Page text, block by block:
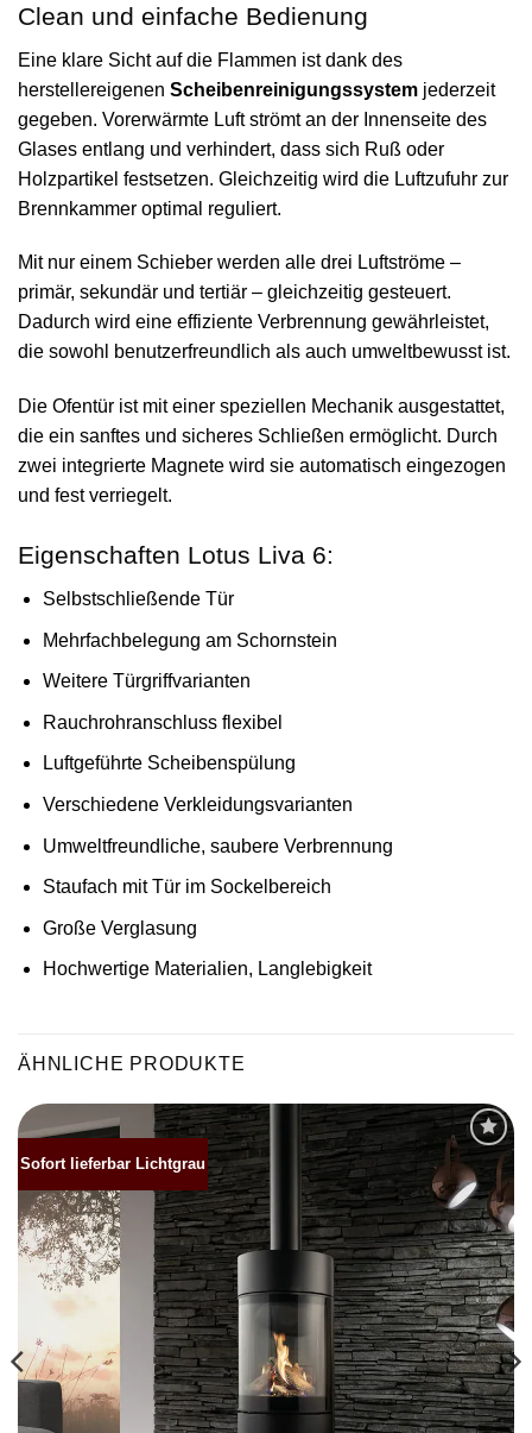
Clean und einfache Bedienung
Eine klare Sicht auf die Flammen ist dank des
herstellereigenen Scheibenreinigungssystem jederzeit
gegeben. Vorerwärmte Luft strömt an der Innenseite des
Glases entlang und verhindert, dass sich Ruß oder
Holzpartikel festsetzen. Gleichzeitig wird die Luftzufuhr zur
Brennkammer optimal reguliert.
Mit nur einem Schieber werden alle drei Luftströme –
primär, sekundär und tertiär – gleichzeitig gesteuert.
Dadurch wird eine effiziente Verbrennung gewährleistet,
die sowohl benutzerfreundlich als auch umweltbewusst ist.
Die Ofentür ist mit einer speziellen Mechanik ausgestattet,
die ein sanftes und sicheres Schließen ermöglicht. Durch
zwei integrierte Magnete wird sie automatisch eingezogen
und fest verriegelt.
Eigenschaften Lotus Liva 6:
Selbstschließende Tür
Mehrfachbelegung am Schornstein
Weitere Türgriffvarianten
Rauchrohranschluss flexibel
Luftgeführte Scheibenspülung
Verschiedene Verkleidungsvarianten
Umweltfreundliche, saubere Verbrennung
Staufach mit Tür im Sockelbereich
Große Verglasung
Hochwertige Materialien, Langlebigkeit
ÄHNLICHE PRODUKTE
Sofort lieferbar Lichtgrau
Produkt
merken